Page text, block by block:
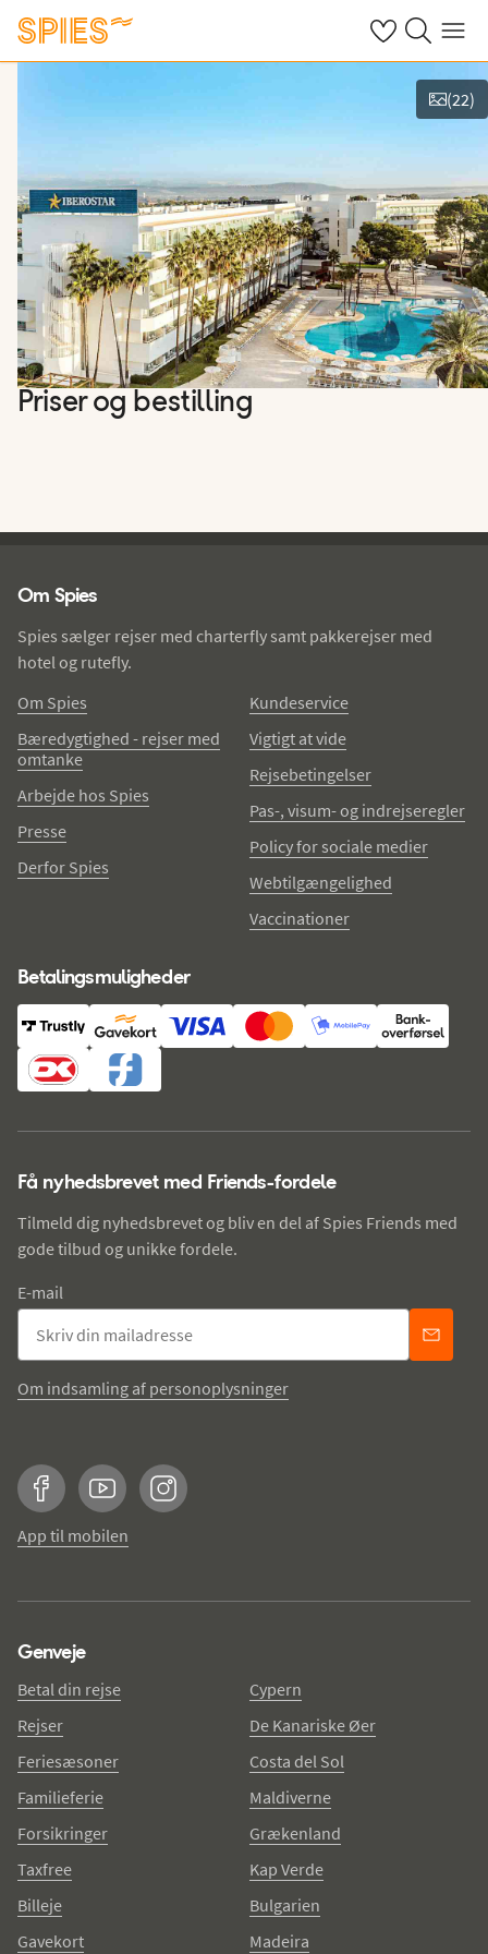
Se dine gemte
Søg påMenu
Vis billeder
(22)
Priser og bestilling
Om Spies
Spies sælger rejser med charterfly samt pakkerejser med
hotel og rutefly.
Om Spies
Bæredygtighed - rejser med
omtanke
Arbejde hos Spies
Presse
Derfor Spies
Kundeservice
Vigtigt at vide
Rejsebetingelser
Pas-, visum- og indrejseregler
Policy for sociale medier
Webtilgængelighed
Vaccinationer
Betalingsmuligheder
Få nyhedsbrevet med Friends-fordele
Tilmeld dig nyhedsbrevet og bliv en del af Spies Friends med
gode tilbud og unikke fordele.
E-mail
Om indsamling af personoplysninger
FacebookYouTubeInstagram
App til mobilen
Genveje
Betal din rejse
Rejser
Feriesæsoner
Familieferie
Forsikringer
Taxfree
Billeje
Gavekort
Cypern
De Kanariske Øer
Costa del Sol
Maldiverne
Grækenland
Kap Verde
Bulgarien
Madeira